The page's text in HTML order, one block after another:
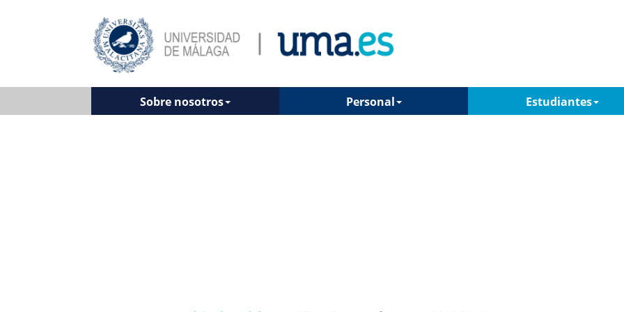
Sobre nosotros Personal Estudiantes